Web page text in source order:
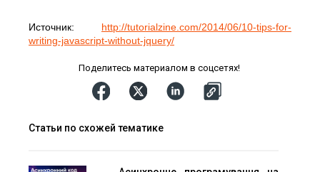
Источник: http://tutorialzine.com/2014/06/10-tips-for-
writing-javascript-without-jquery/
Поделитесь материалом в соцсетях!
Статьи по схожей тематике